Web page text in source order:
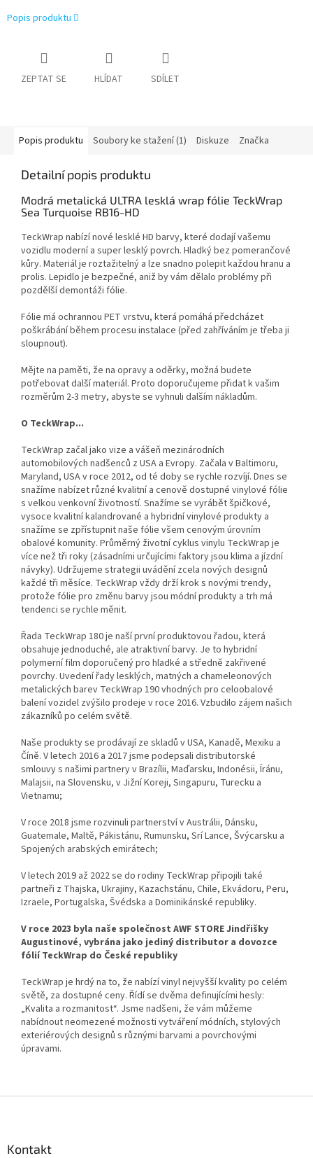
Popis produktu
ZEPTAT SE HLÍDAT SDÍLET
Popis produktu Soubory ke stažení (1) Diskuze Značka
Detailní popis produktu
Modrá metalická ULTRA lesklá wrap fólie TeckWrap
Sea Turquoise RB16-HD
TeckWrap nabízí nové lesklé HD barvy, které dodají vašemu
vozidlu moderní a super lesklý povrch. Hladký bez pomerančové
kůry. Materiál je roztažitelný a lze snadno polepit každou hranu a
prolis. Lepidlo je bezpečné, aniž by vám dělalo problémy při
pozdělší demontáži fólie.
Fólie má ochrannou PET vrstvu, která pomáhá předcházet
poškrábání během procesu instalace (před zahříváním je třeba ji
sloupnout).
Mějte na paměti, že na opravy a oděrky, možná budete
potřebovat další materiál. Proto doporučujeme přidat k vašim
rozměrům 2-3 metry, abyste se vyhnuli dalším nákladům.
O TeckWrap...
TeckWrap začal jako vize a vášeň mezinárodních
automobilových nadšenců z USA a Evropy. Začala v Baltimoru,
Maryland, USA v roce 2012, od té doby se rychle rozvíjí. Dnes se
snažíme nabízet různé kvalitní a cenově dostupné vinylové fólie
s velkou venkovní životností. Snažíme se vyrábět špičkové,
vysoce kvalitní kalandrované a hybridní vinylové produkty a
snažíme se zpřístupnit naše fólie všem cenovým úrovním
obalové komunity. Průměrný životní cyklus vinylu TeckWrap je
více než tři roky (zásadními určujícími faktory jsou klima a jízdní
návyky). Udržujeme strategii uvádění zcela nových designů
každé tři měsíce. TeckWrap vždy drží krok s novými trendy,
protože fólie pro změnu barvy jsou módní produkty a trh má
tendenci se rychle měnit.
Řada TeckWrap 180 je naší první produktovou řadou, která
obsahuje jednoduché, ale atraktivní barvy. Je to hybridní
polymerní film doporučený pro hladké a středně zakřivené
povrchy. Uvedení řady lesklých, matných a chameleonových
metalických barev TeckWrap 190 vhodných pro celoobalové
balení vozidel zvýšilo prodeje v roce 2016. Vzbudilo zájem našich
zákazníků po celém světě.
Naše produkty se prodávají ze skladů v USA, Kanadě, Mexiku a
Číně. V letech 2016 a 2017 jsme podepsali distributorské
smlouvy s našimi partnery v Brazílii, Maďarsku, Indonésii, Íránu,
Malajsii, na Slovensku, v Jižní Koreji, Singapuru, Turecku a
Vietnamu;
V roce 2018 jsme rozvinuli partnerství v Austrálii, Dánsku,
Guatemale, Maltě, Pákistánu, Rumunsku, Srí Lance, Švýcarsku a
Spojených arabských emirátech;
V letech 2019 až 2022 se do rodiny TeckWrap připojili také
partneři z Thajska, Ukrajiny, Kazachstánu, Chile, Ekvádoru, Peru,
Izraele, Portugalska, Švédska a Dominikánské republiky.
V roce 2023 byla naše společnost AWF STORE Jindřišky
Augustinové, vybrána jako jediný distributor a dovozce
fólií TeckWrap do České republiky
TeckWrap je hrdý na to, že nabízí vinyl nejvyšší kvality po celém
světě, za dostupné ceny. Řídí se dvěma definujícími hesly:
„Kvalita a rozmanitost“. Jsme nadšeni, že vám můžeme
nabídnout neomezené možnosti vytváření módních, stylových
exteriérových designů s různými barvami a povrchovými
úpravami.
Kontakt